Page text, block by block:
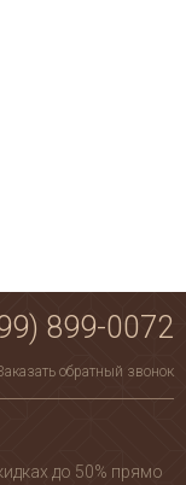
899-0072
обратный звонок
до 50% прямо